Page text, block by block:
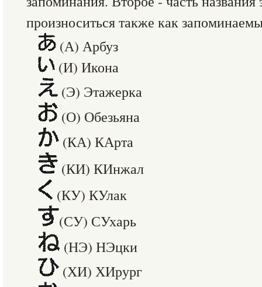
произноситься также как
(А) Арбуз
(И) Икона
(Э) Этажерка
(О) Обезьяна
(КА) КАрта
(КИ) КИнжал
(КУ) КУлак
(СУ) СУхарь
(НЭ) НЭцки
(ХИ) ХИрург